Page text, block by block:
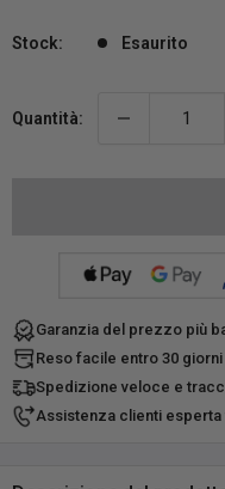
Stock: Esaurito
Quantità:
Garanzia del prezzo più
Reso facile entro 30
Spedizione veloce e
Assistenza clienti